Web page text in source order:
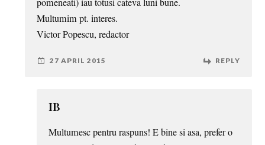
Multumim pt. interes.
Victor Popescu, redactor
27 APRIL 2015 REPLY
IB
Multumesc pentru raspuns! E bine si asa, prefer o